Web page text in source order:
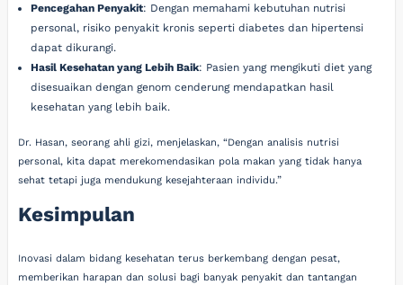
Pencegahan Penyakit: Dengan memahami kebutuhan nutrisi
personal, risiko penyakit kronis seperti diabetes dan hipertensi
dapat dikurangi.
Hasil Kesehatan yang Lebih Baik: Pasien yang mengikuti diet yang
disesuaikan dengan genom cenderung mendapatkan hasil
kesehatan yang lebih baik.
Dr. Hasan, seorang ahli gizi, menjelaskan, “Dengan analisis nutrisi
personal, kita dapat merekomendasikan pola makan yang tidak hanya
sehat tetapi juga mendukung kesejahteraan individu.”
Kesimpulan
Inovasi dalam bidang kesehatan terus berkembang dengan pesat,
memberikan harapan dan solusi bagi banyak penyakit dan tantangan